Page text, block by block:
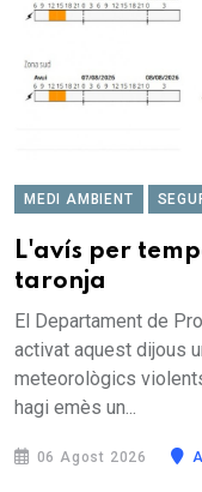
MEDI AMBIENT
L'avís per
taronja
El Departament de
activat aquest dijous
meteorològics
hagi emès un...
06 Agost 2026